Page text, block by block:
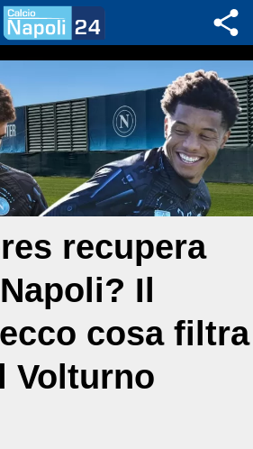
recupera
Il
cosa filtra
Volturno